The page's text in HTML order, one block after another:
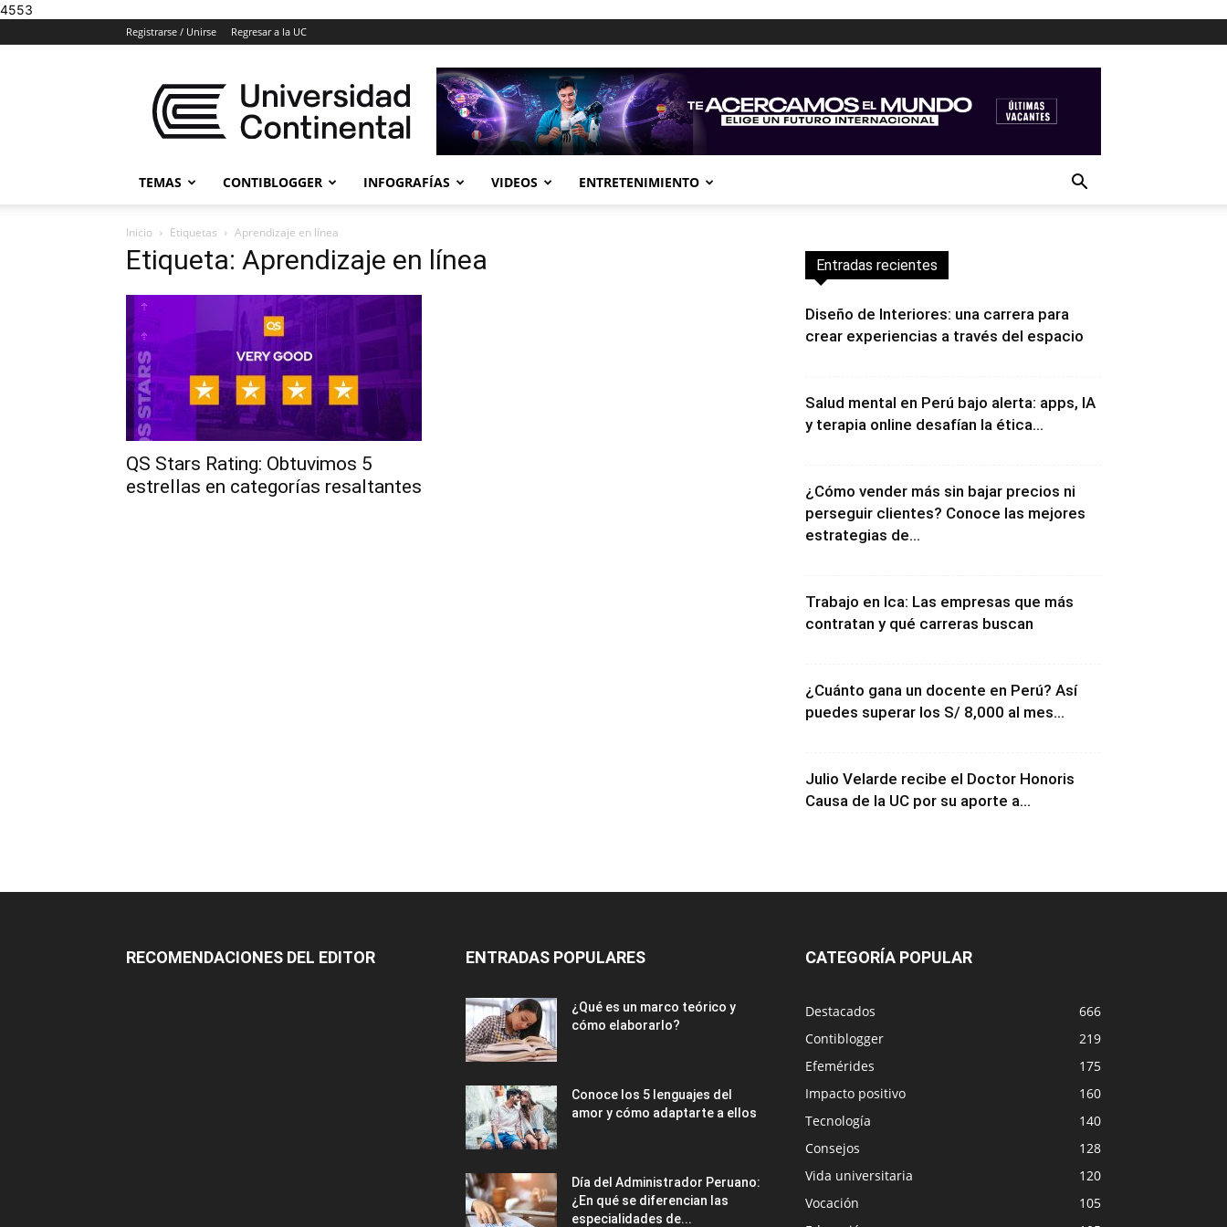
4553
Registrarse / Unirse Regresar a la UC
Universidad
Continental
TEMAS CONTIBLOGGER INFOGRAFÍAS VIDEOS ENTRETENIMIENTO
Inicio Etiquetas Aprendizaje en línea
Etiqueta: Aprendizaje en línea
QS Stars Rating: Obtuvimos 5
estrellas en categorías resaltantes
Entradas recientes
Diseño de Interiores: una carrera para
crear experiencias a través del espacio
Salud mental en Perú bajo alerta: apps, IA
y terapia online desafían la ética...
¿Cómo vender más sin bajar precios ni
perseguir clientes? Conoce las mejores
estrategias de...
Trabajo en Ica: Las empresas que más
contratan y qué carreras buscan
¿Cuánto gana un docente en Perú? Así
puedes superar los S/ 8,000 al mes...
Julio Velarde recibe el Doctor Honoris
Causa de la UC por su aporte a...
RECOMENDACIONES DEL EDITOR ENTRADAS POPULARES
¿Qué es un marco teórico y
cómo elaborarlo?
Conoce los 5 lenguajes del
amor y cómo adaptarte a ellos
Día del Administrador Peruano:
¿En qué se diferencian las
especialidades de...
CATEGORÍA POPULAR
Destacados
666
Contiblogger
219
Efemérides
175
Impacto positivo
160
Tecnología
140
Consejos
128
Vida universitaria
120
Vocación
105